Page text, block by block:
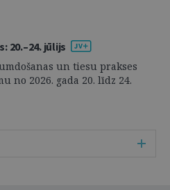
20.–24. jūlijs
un tiesu prakses
no 2026. gada 20. līdz 24.